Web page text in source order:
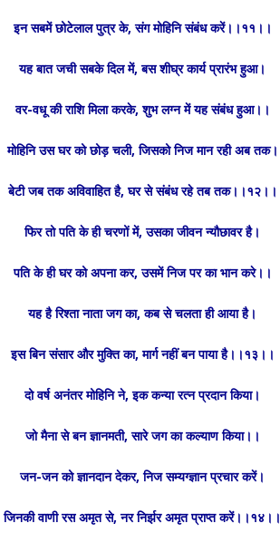
इन सबमें छोटेलाल पुत्र के, संग मोहिनि संबंध करें।।११।।
यह बात जची सबके दिल में, बस शीघ्र कार्य प्रारंभ हुआ।
वर-वधू की राशि मिला करके, शुभ लग्न में यह संबंध हुआ।।
मोहिनि उस घर को छोड़ चली, जिसको निज मान रही अब तक।
बेटी जब तक अविवाहित है, घर से संबंध रहे तब तक।।१२।।
फिर तो पति के ही चरणों में, उसका जीवन न्यौछावर है।
पति के ही घर को अपना कर, उसमें निज पर का भान करे।।
यह है रिश्ता नाता जग का, कब से चलता ही आया है।
इस बिन संसार और मुक्ति का, मार्ग नहीं बन पाया है।।१३।।
दो वर्ष अनंतर मोहिनि ने, इक कन्या रत्न प्रदान किया।
जो मैना से बन ज्ञानमती, सारे जग का कल्याण किया।।
जन-जन को ज्ञानदान देकर, निज सम्यग्ज्ञान प्रचार करें।
जिनकी वाणी रस अमृत से, नर निर्झर अमृत प्राप्त करें।।१४।।